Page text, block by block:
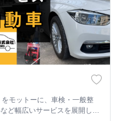
モットーに、車検・一般整
ど幅広いサービスを展開して